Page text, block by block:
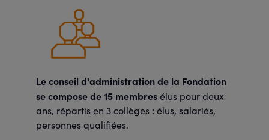
Le conseil d'administration de la Fondation
se compose de 15 membresélus pour deux
ans, répartis en 3 collèges : élus, salariés,
personnes qualifiées.